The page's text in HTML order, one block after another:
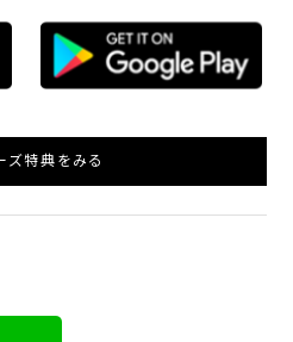
ズ特典をみる